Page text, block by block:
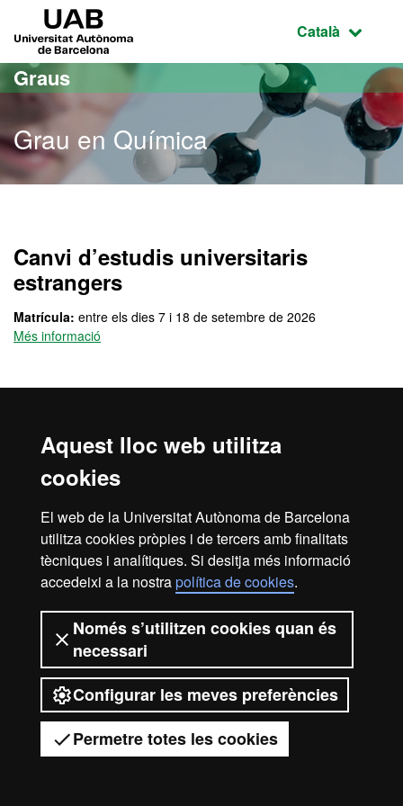
Aquest lloc web utilitza
cookies
El web de la Universitat Autònoma de Barcelona
utilitza cookies pròpies i de tercers amb finalitats
tècniques i analítiques. Si desitja més informació
accedeixi a la nostrapolítica de cookies.
Només s’utilitzen cookies quan és
necessari
Configurar les meves preferències
Permetre totes les cookies
Ves al contingut principal
Ves a la navegació de la pàgina
Idioma
Català
Graus
Grau en Química
Tens dubtes?
Canvi d’estudis universitaris
estrangers
Matrícula: entre els dies 7 i 18 de setembre de 2026
Més informació
Accessibilitat web
Mapa del web UAB
2026 Universitat Autònoma de
Barcelona